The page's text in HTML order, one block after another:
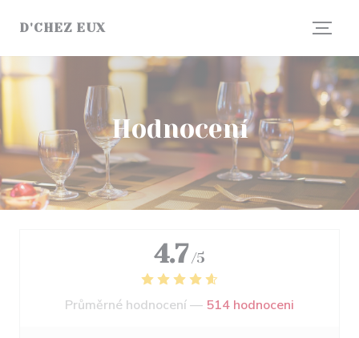
D'CHEZ EUX
Hodnocení
4.7 /5
Průměrné hodnocení — 514 hodnoceni